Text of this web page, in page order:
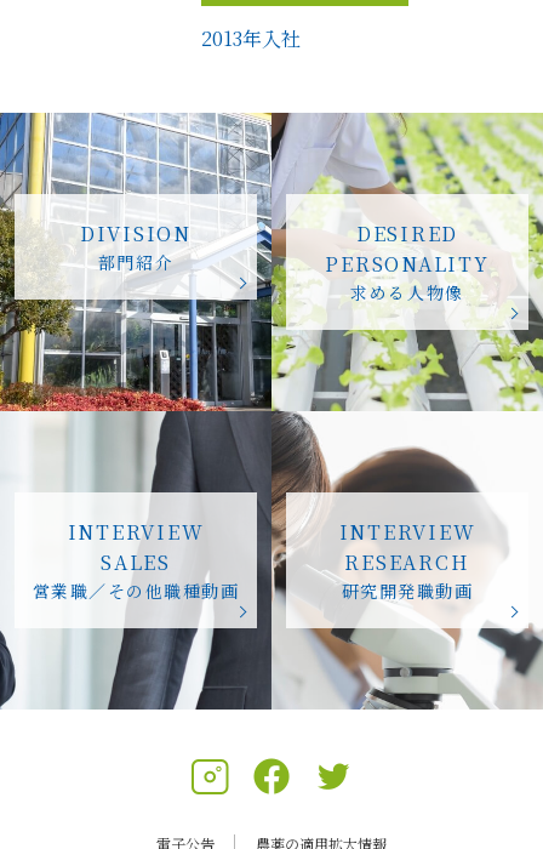
2013年入社
DIVISION
部門紹介
DESIRED
PERSONALITY
求める人物像
INTERVIEW
SALES
営業職／その他職種動画
INTERVIEW
RESEARCH
研究開発職動画
電子公告 農薬の適用拡大情報